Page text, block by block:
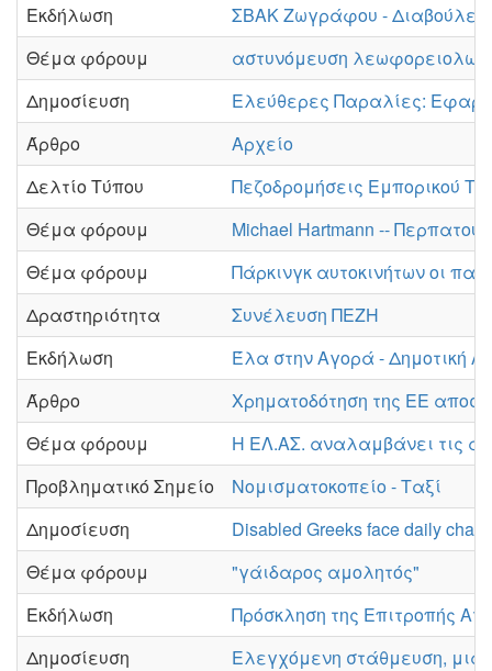
Εκδήλωση
ΣΒΑΚ Ζωγράφου -
Θέμα φόρουμ
αστυνόμευση
Δημοσίευση
Ελεύθερες Παραλίες:
Άρθρο
Αρχείο
Δελτίο Τύπου
Πεζοδρομήσεις Εμπορικού
Θέμα φόρουμ
Michael Hartmann --
Θέμα φόρουμ
Πάρκινγκ αυτοκινήτων οι
Δραστηριότητα
Συνέλευση ΠΕΖΗ
Εκδήλωση
Έλα στην Αγορά - Δημοτική
Άρθρο
Χρηματοδότηση της ΕΕ
Θέμα φόρουμ
Η ΕΛ.ΑΣ. αναλαμβάνει τις
Προβληματικό Σημείο
Νομισματοκοπείο - Ταξί
Δημοσίευση
Disabled Greeks face daily
Θέμα φόρουμ
"γάιδαρος αμολητός"
Εκδήλωση
Πρόσκληση της Επιτροπής
Δημοσίευση
Ελεγχόμενη στάθμευση, μια